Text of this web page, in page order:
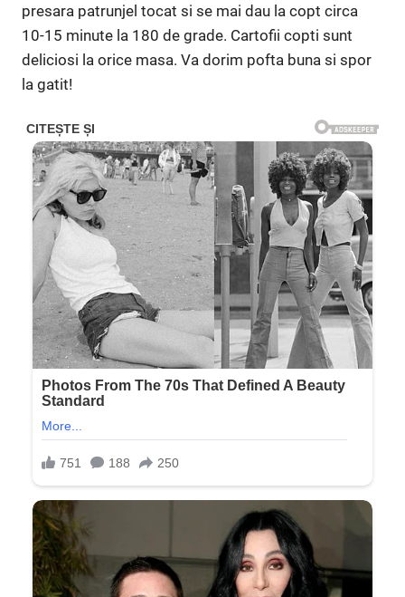
presara patrunjel tocat si se mai dau la copt circa
10-15 minute la 180 de grade. Cartofii copti sunt
deliciosi la orice masa. Va dorim pofta buna si spor
la gatit!